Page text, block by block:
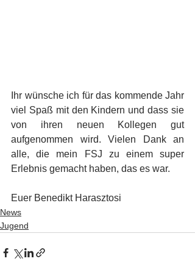
Ihr wünsche ich für das kommende Jahr
viel Spaß mit den Kindern und dass sie
von ihren neuen Kollegen gut
aufgenommen wird. Vielen Dank an
alle, die mein FSJ zu einem super
Erlebnis gemacht haben, das es war.
Euer Benedikt Harasztosi
News
Jugend